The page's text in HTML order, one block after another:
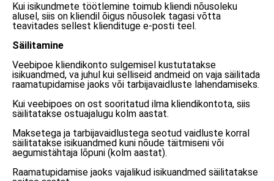
Kui isikundmete töötlemine toimub kliendi nõusoleku
alusel, siis on kliendil õigus nõusolek tagasi võtta
teavitades sellest kliendituge e-posti teel.
Säilitamine
Veebipoe kliendikonto sulgemisel kustutatakse
isikuandmed, va juhul kui selliseid andmeid on vaja säilitada
raamatupidamise jaoks või tarbijavaidluste lahendamiseks.
Kui veebipoes on ost sooritatud ilma kliendikontota, siis
säilitatakse ostuajalugu kolm aastat.
Maksetega ja tarbijavaidlustega seotud vaidluste korral
säilitatakse isikuandmed kuni nõude täitmiseni või
aegumistähtaja lõpuni (kolm aastat).
Raamatupidamise jaoks vajalikud isikuandmed säilitatakse